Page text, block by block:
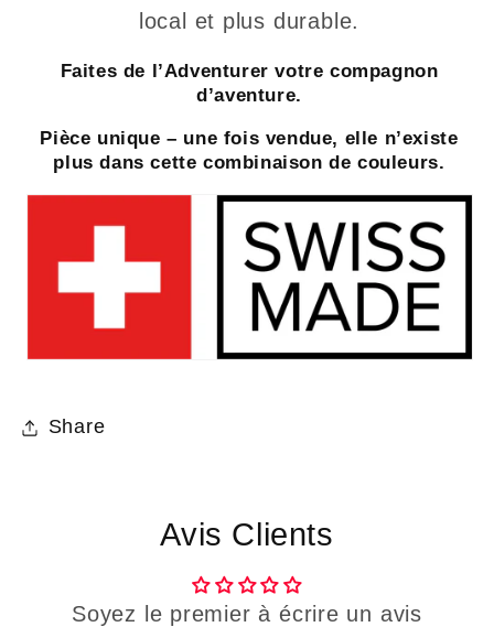
local et plus durable.
Faites de l’Adventurer votre compagnon
d’aventure.
Pièce unique – une fois vendue, elle n’existe
plus dans cette combinaison de couleurs.
Share
Avis Clients
Soyez le premier à écrire un avis